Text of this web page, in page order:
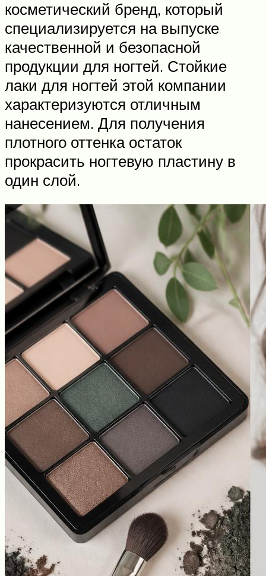
косметический бренд, который
специализируется на выпуске
качественной и безопасной
продукции для ногтей. Стойкие
лаки для ногтей этой компании
характеризуются отличным
нанесением. Для получения
плотного оттенка остаток
прокрасить ногтевую пластину в
один слой.